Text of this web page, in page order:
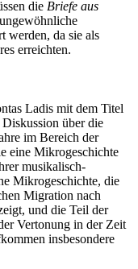
die Briefe aus
werden, da sie als
erreichten.
Ladis mit dem Titel
über die
im Bereich der
eine Mikrogeschichte
musikalisch-
Mikrogeschichte, die
Migration nach
und die Teil der
Vertonung in der Zeit
insbesondere